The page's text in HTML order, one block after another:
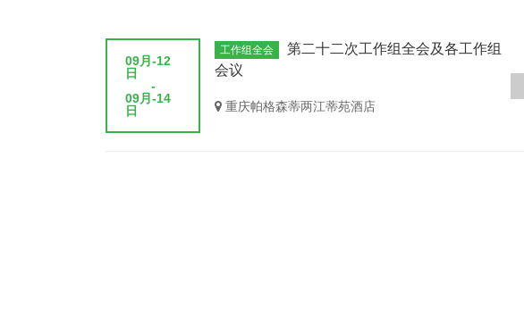
09月-12
日
-
09月-14
日
工作组全会
第二十二次工作组全会及各工作组
会议
重庆帕格森蒂两江蒂苑酒店